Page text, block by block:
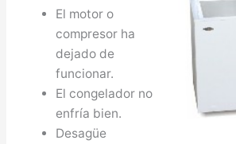
El motor o
compresor ha
dejado de
funcionar.
El congelador no
enfría bien.
Desagüe